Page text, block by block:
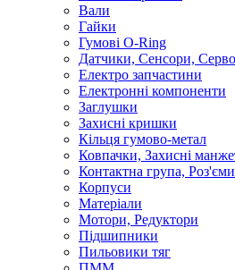
Вали
Гайки
Гумові O-Ring
Датчики, Сенсори,
Електро запчастини
Електронні компоненти
Заглушки
Захисні кришки
Кільця гумово-метал
Ковпачки, Захисні
Контактна група, Роз'єми
Корпуси
Матеріали
Мотори, Редуктори
Підшипники
Пильовики тяг